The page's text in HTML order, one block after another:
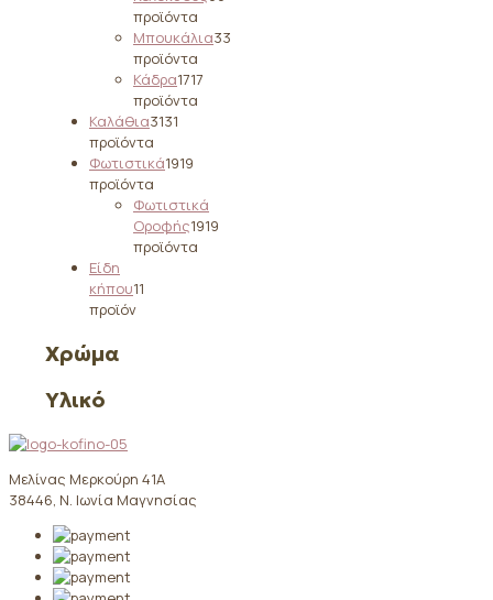
προϊόντα
Μπουκάλια33
προϊόντα
Κάδρα1717
προϊόντα
Καλάθια3131
προϊόντα
Φωτιστικά1919
προϊόντα
Φωτιστικά
Οροφής1919
προϊόντα
Είδη
κήπου11
προϊόν
Χρώμα
Υλικό
Μελίνας Μερκούρη 41Α
38446, Ν. Ιωνία Μαγνησίας